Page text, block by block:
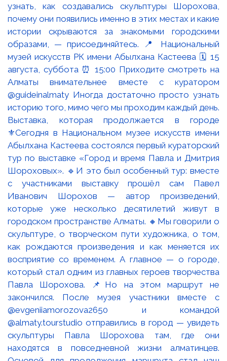
Выставка, которая продолжается в городе
⚜️Сегодня в Национальном музее искусств имени
Абылхана Кастеева состоялся первый кураторский
тур по выставке «Город и время Павла и Дмитрия
Шороховых». 🔹И это был особенный тур: вместе
с участниками выставку прошёл сам Павел
Иванович Шорохов — автор произведений,
которые уже несколько десятилетий живут в
городском пространстве Алматы. 🔸Мы говорили о
скульптуре, о творческом пути художника, о том,
как рождаются произведения и как меняется их
восприятие со временем. А главное — о городе,
который стал одним из главных героев творчества
Павла Шорохова. 📌Но на этом маршрут не
закончился. После музея участники вместе с
@evgeniiamorozova2650 и командой
@almaty.tourstudio отправились в город — увидеть
скульптуры Павла Шорохова там, где они
находятся в повседневной жизни алматинцев.